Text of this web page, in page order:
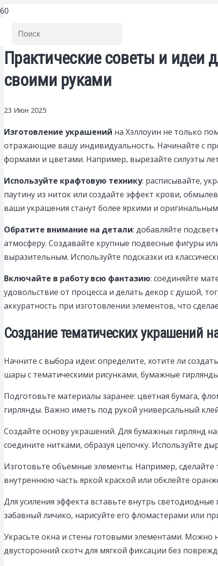
Практические советы и идеи
своими руками
23 Июн 2025
Изготовление украшений на Хэллоуин не только
отражающие вашу индивидуальность. Начинайте с
формами и цветами. Например, вырезайте силуэты
Используйте крафтовую технику: расписывайте,
паутину из ниток или создайте эффект крови,
ваши украшения станут более яркими и
Обратите внимание на детали: добавляйте
атмосферу. Создавайте крупные подвесные фигуры
выразительным. Используйте подсказки из
Включайте в работу всю фантазию: соединяйте
удовольствие от процесса и делать декор с душой,
аккуратность при изготовлении элементов, что
Создание тематических украшений
Начните с выбора идеи: определите, хотите ли
шары с тематическими рисунками, бумажные
Подготовьте материалы заранее: цветная бумага,
гирлянды. Важно иметь под рукой универсальный
Создайте основу украшений. Для бумажных гирлянд
соедините нитками, образуя цепочку. Используйте
Изготовьте объемные элементы. Например,
внутреннюю часть яркой краской или обклейте
Для усиления эффекта вставьте внутрь
забавный личико, нарисуйте его фломастерами или
Украсьте окна и стены готовыми элементами. Можно
двусторонний скотч для мягкой фиксации без